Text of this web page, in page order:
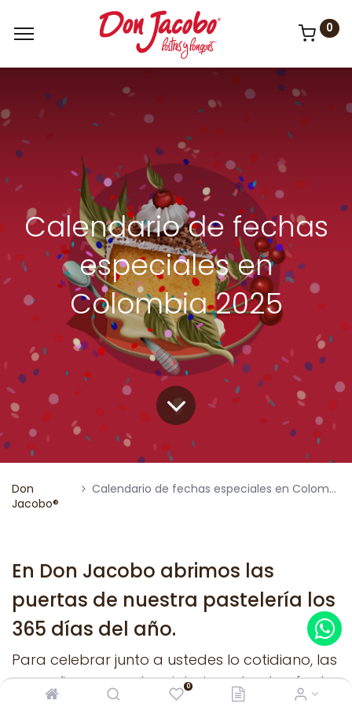
0
0
Calendario de fechas
especiales en
Colombia 2025
Don
Jacobo®
Calendario de fechas especiales en Colombia 2025
En Don Jacobo abrimos las
puertas de nuestra pastelería los
365 días del año.
Para celebrar junto a ustedes lo cotidiano, las
pequeñas y grandes victorias, y la alegría de